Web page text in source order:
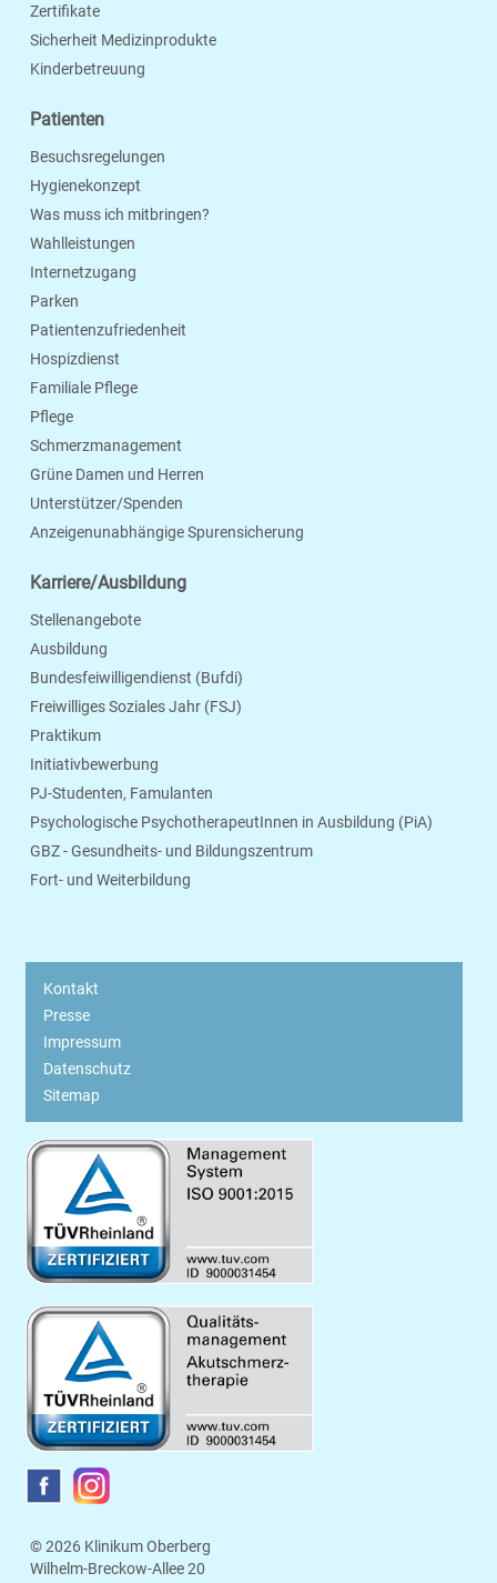
Zertifikate
Sicherheit Medizinprodukte
Kinderbetreuung
Patienten
Besuchsregelungen
Hygienekonzept
Was muss ich mitbringen?
Wahlleistungen
Internetzugang
Parken
Patientenzufriedenheit
Hospizdienst
Familiale Pflege
Pflege
Schmerzmanagement
Grüne Damen und Herren
Unterstützer/Spenden
Anzeigenunabhängige Spurensicherung
Karriere/Ausbildung
Stellenangebote
Ausbildung
Bundesfeiwilligendienst (Bufdi)
Freiwilliges Soziales Jahr (FSJ)
Praktikum
Initiativbewerbung
PJ-Studenten, Famulanten
Psychologische PsychotherapeutInnen in Ausbildung (PiA)
GBZ - Gesundheits- und Bildungszentrum
Fort- und Weiterbildung
Kontakt
Presse
Impressum
Datenschutz
Sitemap
© 2026 Klinikum Oberberg
Wilhelm-Breckow-Allee 20